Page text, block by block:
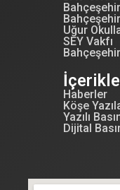
Uğur
SEY Vakfı
Haberler
Köşe
Yazılı
Dijital